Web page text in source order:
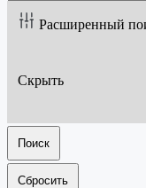
Расширенный
Скрыть
Поиск
Сбросить